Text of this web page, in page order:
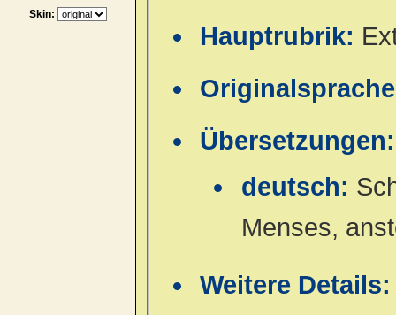
Skin:
Hauptrubrik:
Übersetzungen:
deutsch:
Menses,
Weitere